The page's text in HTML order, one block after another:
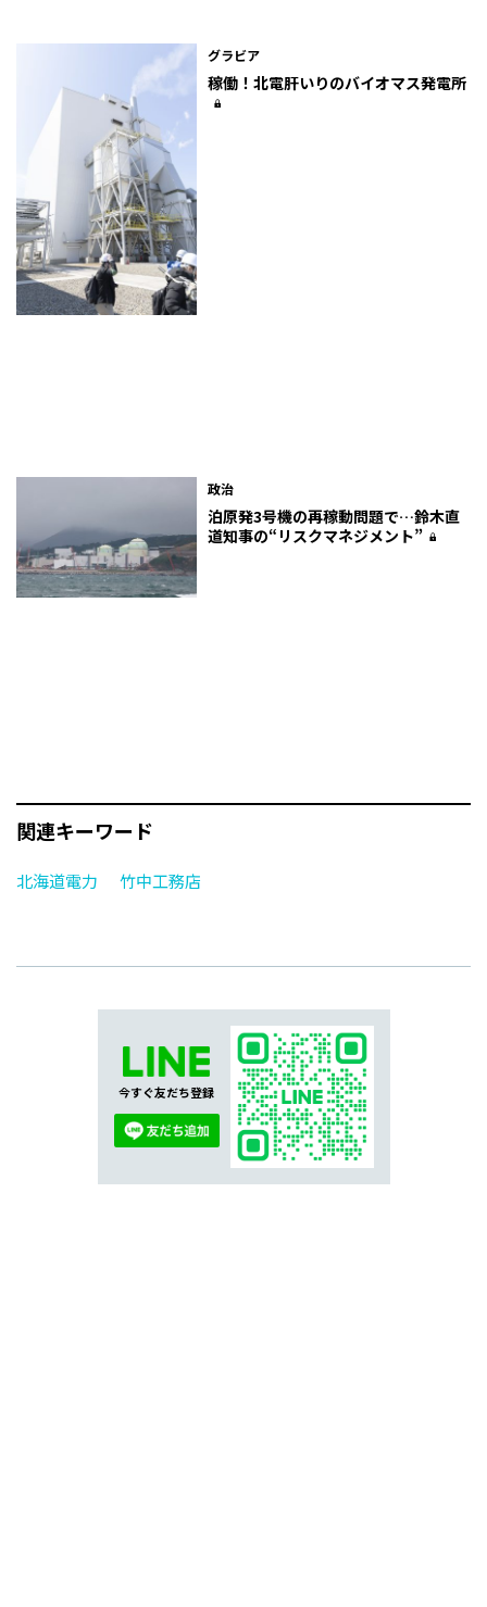
グラビア
稼働！北電肝いりのバイオマス発電所
政治
泊原発3号機の再稼動問題で…鈴木直
道知事の“リスクマネジメント”
関連キーワード
北海道電力 竹中工務店
今すぐ友だち登録